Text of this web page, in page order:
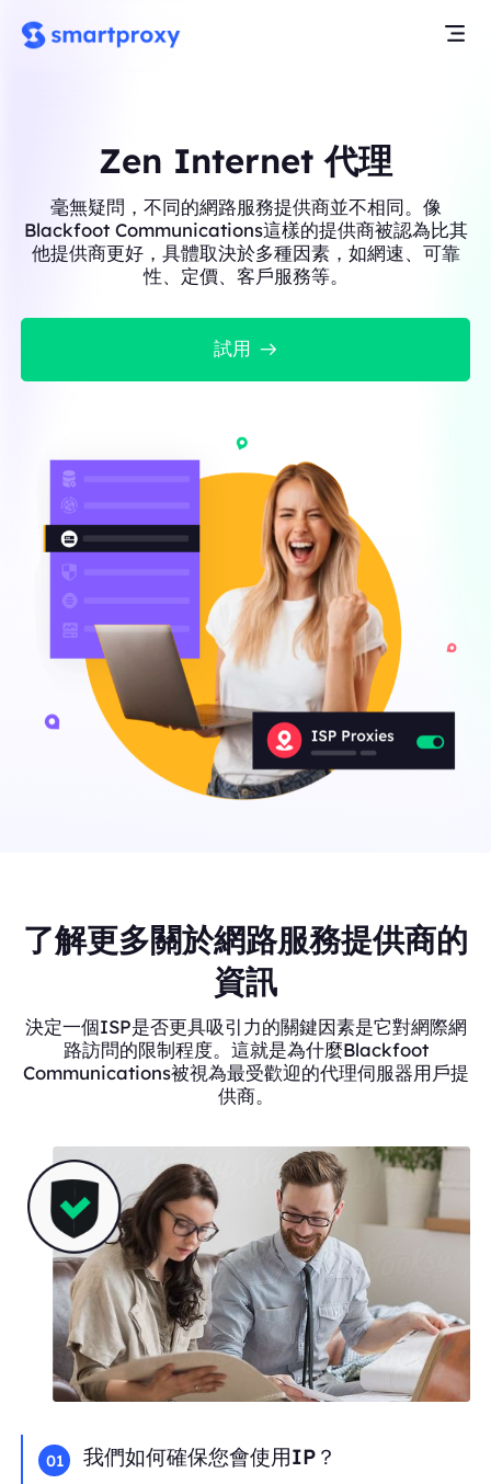
Zen Internet 代理
毫無疑問，不同的網路服務提供商並不相同。像
Blackfoot Communications這樣的提供商被認為比其
他提供商更好，具體取決於多種因素，如網速、可靠
性、定價、客戶服務等。
試用
了解更多關於網路服務提供商的
資訊
決定一個ISP是否更具吸引力的關鍵因素是它對網際網
路訪問的限制程度。這就是為什麼Blackfoot
Communications被視為最受歡迎的代理伺服器用戶提
供商。
01 我們如何確保您會使用IP？